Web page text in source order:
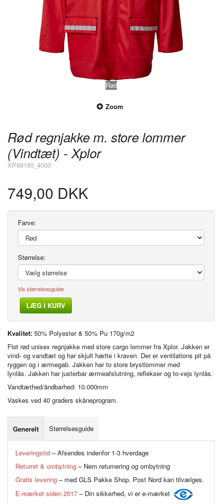
Rød
Zoom
Rød regnjakke m. store lommer
(Vindtæt) - Xplor
XP99190_4000
749,00 DKK
Vis størrelsesguide
Farve:
Størrelse:
LÆG I KURV
Kvalitet: 50% Polyester & 50% Pu 170g/m2
Flot rød unisex regnjakke med store cargo lommer fra Xplor. Jakken er
vind- og vandtæt og har skjult hætte i kraven. Der er ventilations pit på
ryggen og i ærmegab. Jakken har to store brystlommer med
lynlås. Jakken har justerbar ærmeafslutning, reflekser og to-vejs lynlås.
Vandtæthed/åndbarhed: 10.000mm
Vaskes ved 40 graders skåneprogram.
Generelt Størrelsesguide
Leveringstid – Afsendes indenfor 1-3 hverdage
Returret & ombytning – Nem returnering og ombytning
Gratis levering – med GLS Pakke Shop. Post Nord kan tilvælges.
E-mærket siden 2017 – Din sikkerhed, vi er e-mærket